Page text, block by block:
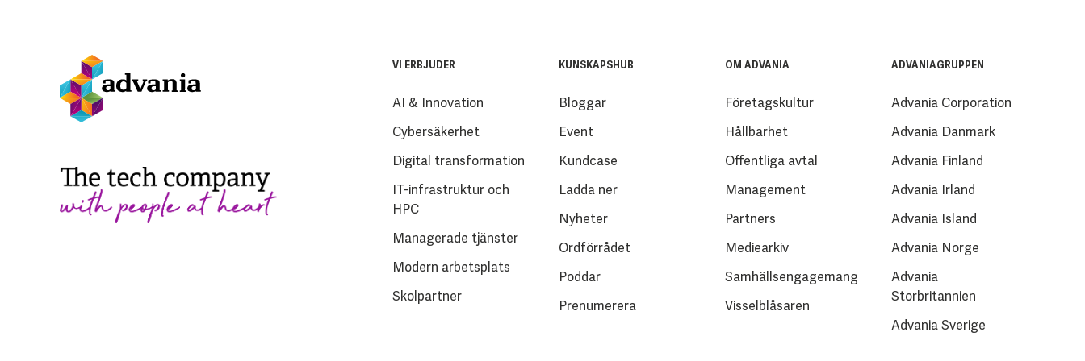
VI ERBJUDER
AI & Innovation
Cybersäkerhet
Digital transformation
IT-infrastruktur och
HPC
Managerade tjänster
Modern arbetsplats
Skolpartner
KUNSKAPSHUB
Bloggar
Event
Kundcase
Ladda ner
Nyheter
Ordförrådet
Poddar
Prenumerera
OM ADVANIA
Företagskultur
Hållbarhet
Offentliga avtal
Management
Partners
Mediearkiv
Samhällsengagemang
Visselblåsaren
ADVANIAGRUPPEN
Advania Corporation
Advania Danmark
Advania Finland
Advania Irland
Advania Island
Advania Norge
Advania
Storbritannien
Advania Sverige